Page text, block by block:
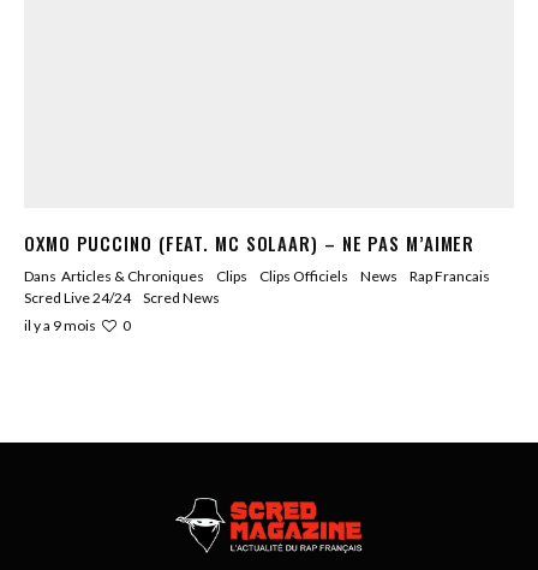
OXMO PUCCINO (FEAT. MC SOLAAR) – NE PAS M’AIMER
Dans Articles & Chroniques Clips Clips Officiels News
Rap Francais
Scred Live 24/24
Scred News
il y a 9 mois
0